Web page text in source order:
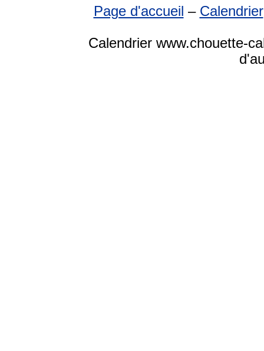
Page d'accueil – Calendrier
Calendrier www.chouette-